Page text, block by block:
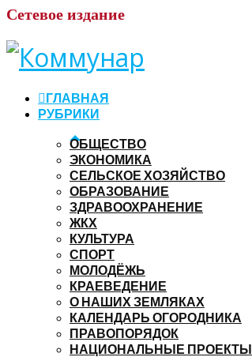
Сетевое издание
ГЛАВНАЯ
РУБРИКИ
ОБЩЕСТВО
ЭКОНОМИКА
СЕЛЬСКОЕ ХОЗЯЙСТВО
ОБРАЗОВАНИЕ
ЗДРАВООХРАНЕНИЕ
ЖКХ
КУЛЬТУРА
СПОРТ
МОЛОДЁЖЬ
КРАЕВЕДЕНИЕ
О НАШИХ ЗЕМЛЯКАХ
КАЛЕНДАРЬ ОГОРОДНИКА
ПРАВОПОРЯДОК
НАЦИОНАЛЬНЫЕ ПРОЕКТЫ